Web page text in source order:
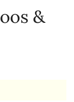
&